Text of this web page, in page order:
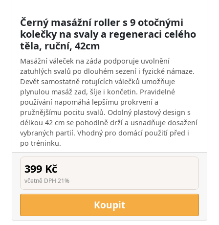
Černý masážní roller s 9 otočnými
kolečky na svaly a regeneraci celého
těla, ruční, 42cm
Masážní váleček na záda podporuje uvolnění
zatuhlých svalů po dlouhém sezení i fyzické námaze.
Devět samostatně rotujících válečků umožňuje
plynulou masáž zad, šíje i končetin. Pravidelné
používání napomáhá lepšímu prokrvení a
pružnějšímu pocitu svalů. Odolný plastový design s
délkou 42 cm se pohodlně drží a usnadňuje dosažení
vybraných partií. Vhodný pro domácí použití před i
po tréninku.
399 Kč
včetně DPH 21%
Koupit